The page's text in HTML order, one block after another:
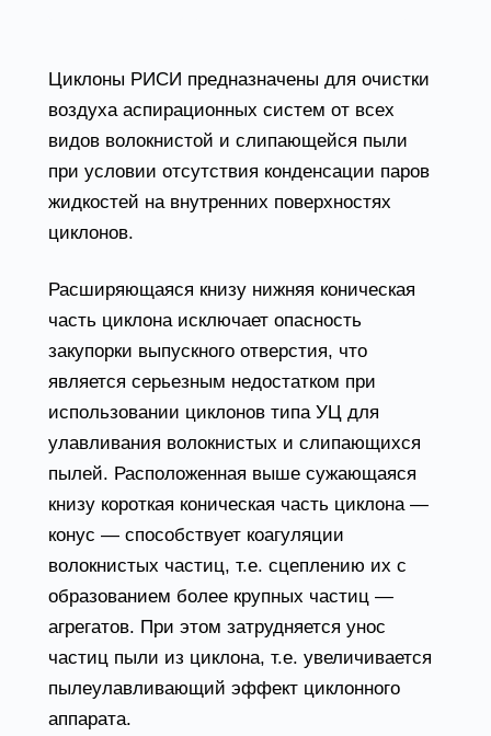
Циклоны РИСИ предназначены для очистки
воздуха аспирационных систем от всех
видов волокнистой и слипающейся пыли
при условии отсутствия конденсации паров
жидкостей на внутренних поверхностях
циклонов.
Расширяющаяся книзу нижняя коническая
часть циклона исключает опасность
закупорки выпускного отверстия, что
является серьезным недостатком при
использовании циклонов типа УЦ для
улавливания волокнистых и слипающихся
пылей. Расположенная выше сужающаяся
книзу короткая коническая часть циклона —
конус — способствует коагуляции
волокнистых частиц, т.е. сцеплению их с
образованием более крупных частиц —
агрегатов. При этом затрудняется унос
частиц пыли из циклона, т.е. увеличивается
пылеулавливающий эффект циклонного
аппарата.